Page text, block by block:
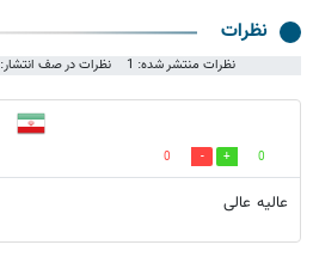
نظرات
نظرات منتشر شده: 1 نظرات در صف انتشار: 0
0
0
عالیه عالی